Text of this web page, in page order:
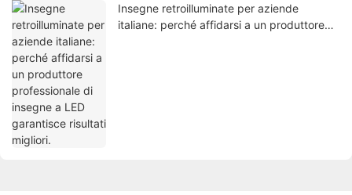
Insegne retroilluminate per aziende
italiane: perché affidarsi a un produttore